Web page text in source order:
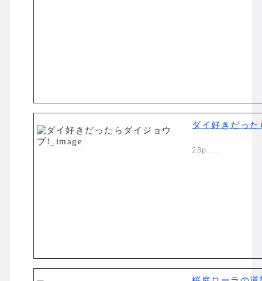
ダイ好きだっ
28p…..